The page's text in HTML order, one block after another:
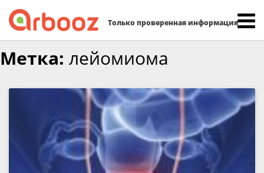
Только проверенная информация
to
Метка: лейомиома
Найти: